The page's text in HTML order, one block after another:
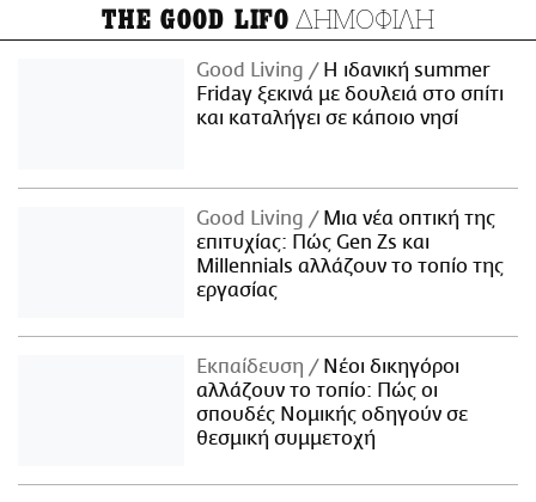
THE GOOD LIFO ΔΗΜΟΦΙΛΗ
Good Living
Η ιδανική summer
Friday ξεκινά με δουλειά στο σπίτι
και καταλήγει σε κάποιο νησί
Good Living
Μια νέα οπτική της
επιτυχίας: Πώς Gen Zs και
Millennials αλλάζουν το τοπίο της
εργασίας
Εκπαίδευση
Νέοι δικηγόροι
αλλάζουν το τοπίο: Πώς οι
σπουδές Νομικής οδηγούν σε
θεσμική συμμετοχή